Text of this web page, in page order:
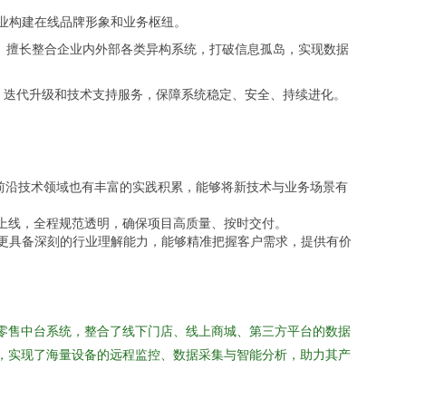
建在线品牌形象和业务枢纽。
长整合企业内外部各类异构系统，打破信息孤岛，实现数据
代升级和技术支持服务，保障系统稳定、安全、持续进化。
技术领域也有丰富的实践积累，能够将新技术与业务场景有
，全程规范透明，确保项目高质量、按时交付。
备深刻的行业理解能力，能够精准把握客户需求，提供有价
中台系统，整合了线下门店、线上商城、第三方平台的数据
现了海量设备的远程监控、数据采集与智能分析，助力其产